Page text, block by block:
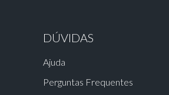
DÚVIDAS
Ajuda
Perguntas Frequentes